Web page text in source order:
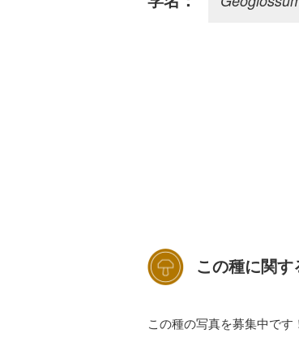
この種に関す
この種の写真を募集中です